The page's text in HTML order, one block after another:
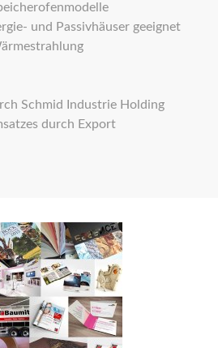
und Passivhäuser geeignet
Schmid Industrie Holding
durch Export